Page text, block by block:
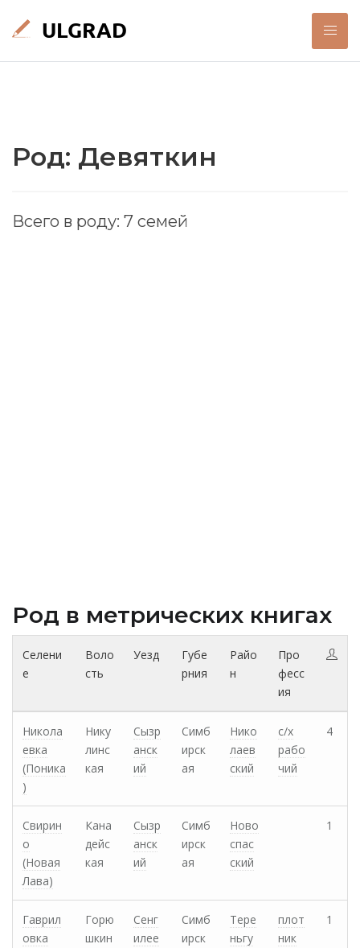
Род: Девяткин
Всего в роду: 7 семей
Род в метрических книгах
Селени
е
Воло
сть
Уезд
Губе
рния
Райо
н
Про
фесс
ия
Никола
евка
(Поника
)
Нику
линс
кая
Сызр
анск
ий
Симб
ирск
ая
Нико
лаев
ский
с/х
рабо
чий
4
Свирин
о
(Новая
Лава)
Кана
дейс
кая
Сызр
анск
ий
Симб
ирск
ая
Ново
спас
ский
1
Гаврил
овка
Горю
шкин
Сенг
илее
Симб
ирск
Тере
ньгу
плот
ник
1